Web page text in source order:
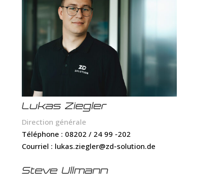
Lukas Ziegler
Direction générale
Téléphone : 08202 / 24 99 -202
Courriel : lukas.ziegler@zd-solution.de
Steve Ullmann